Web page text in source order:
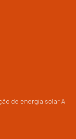
de energia solar A